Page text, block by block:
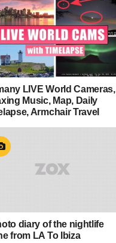
LIVE World Cameras,
Music, Map, Daily
Armchair Travel
diary of the nightlife
from LA To Ibiza